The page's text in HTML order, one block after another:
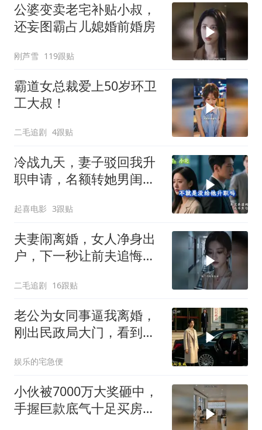
公婆变卖老宅补贴小叔，
还妄图霸占儿媳婚前婚房
刚芦雪 119跟贴
霸道女总裁爱上50岁环卫
工大叔！
二毛追剧 4跟贴
冷战九天，妻子驳回我升
职申请，名额转她男闺
起喜电影 3跟贴
夫妻闹离婚，女人净身出
户，下一秒让前夫追悔莫
二毛追剧 16跟贴
老公为女同事逼我离婚，
刚出民政局大门，看到我
娱乐的宅急便
小伙被7000万大奖砸中，
手握巨款底气十足买房不